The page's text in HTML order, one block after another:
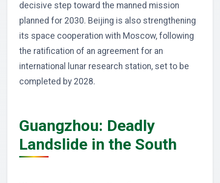
decisive step toward the manned mission
planned for 2030. Beijing is also strengthening
its space cooperation with Moscow, following
the ratification of an agreement for an
international lunar research station, set to be
completed by 2028.
Guangzhou: Deadly
Landslide in the South